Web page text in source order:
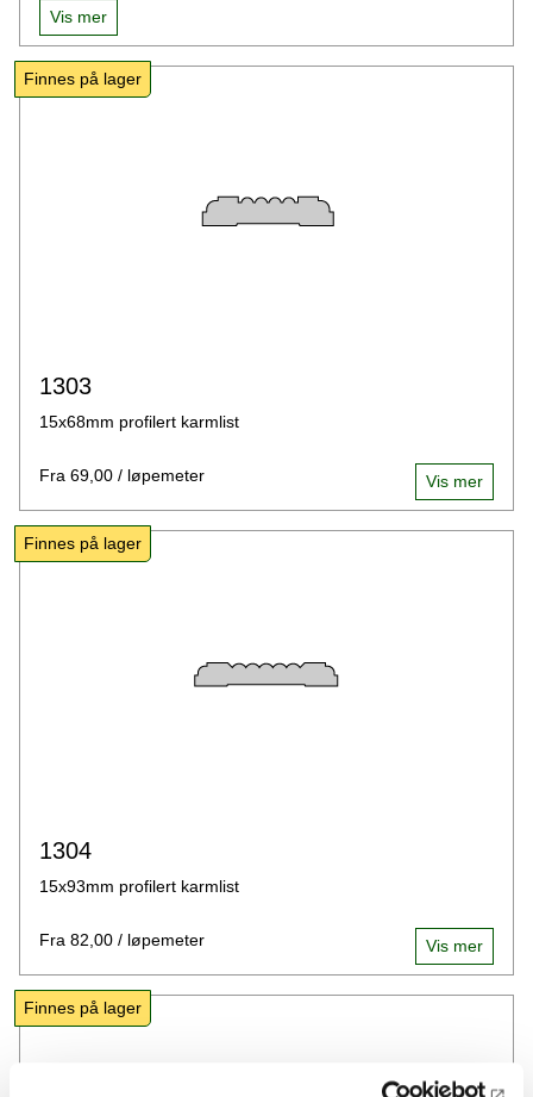
Vis mer
Finnes på lager
1303
15x68mm profilert karmlist
Fra 69,00 / løpemeter Vis mer
Finnes på lager
1304
15x93mm profilert karmlist
Fra 82,00 / løpemeter Vis mer
Finnes på lager